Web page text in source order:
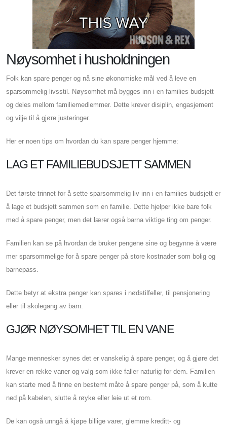
Nøysomhet i husholdningen
Folk kan spare penger og nå sine økonomiske mål ved å leve en
sparsommelig livsstil. Nøysomhet må bygges inn i en families budsjett
og deles mellom familiemedlemmer. Dette krever disiplin, engasjement
og vilje til å gjøre justeringer.
Her er noen tips om hvordan du kan spare penger hjemme:
LAG ET FAMILIEBUDSJETT SAMMEN
Det første trinnet for å sette sparsommelig liv inn i en families budsjett er
å lage et budsjett sammen som en familie. Dette hjelper ikke bare folk
med å spare penger, men det lærer også barna viktige ting om penger.
Familien kan se på hvordan de bruker pengene sine og begynne å være
mer sparsommelige for å spare penger på store kostnader som bolig og
barnepass.
Dette betyr at ekstra penger kan spares i nødstilfeller, til pensjonering
eller til skolegang av barn.
GJØR NØYSOMHET TIL EN VANE
Mange mennesker synes det er vanskelig å spare penger, og å gjøre det
krever en rekke vaner og valg som ikke faller naturlig for dem. Familien
kan starte med å finne en bestemt måte å spare penger på, som å kutte
ned på kabelen, slutte å røyke eller leie ut et rom.
De kan også unngå å kjøpe billige varer, glemme kreditt- og